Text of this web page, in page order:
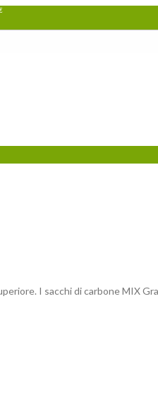
I sacchi di carbone MIX